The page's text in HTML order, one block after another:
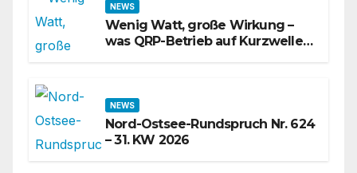
NEWS
Wenig Watt, große Wirkung –
was QRP-Betrieb auf Kurzwelle
NEWS
Nord-Ostsee-Rundspruch Nr. 624
– 31. KW 2026